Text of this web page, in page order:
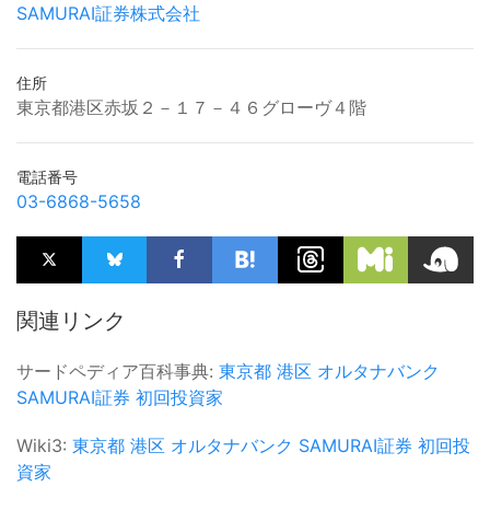
SAMURAI証券株式会社
住所
東京都港区赤坂２－１７－４６グローヴ４階
電話番号
03-6868-5658
関連リンク
サードペディア百科事典: 東京都 港区 オルタナバンク
SAMURAI証券 初回投資家
Wiki3: 東京都 港区 オルタナバンク SAMURAI証券 初回投
資家